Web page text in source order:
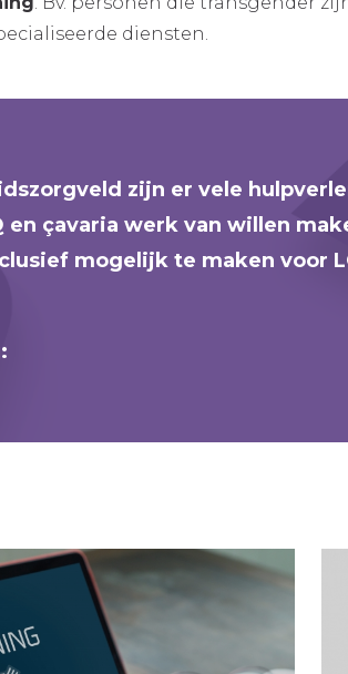
diensten.
zijn er vele
çavaria werk van willen
mogelijk te maken voor